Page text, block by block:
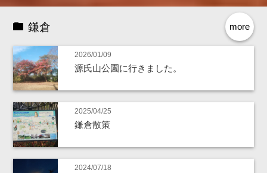
more
鎌倉
2026/01/09
源氏山公園に行きました。
2025/04/25
鎌倉散策
2024/07/18